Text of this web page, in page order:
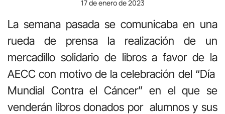
17 de enero de 2023
La semana pasada se comunicaba en una
rueda de prensa la realización de un
mercadillo solidario de libros a favor de la
AECC con motivo de la celebración del “Día
Mundial Contra el Cáncer” en el que se
venderán libros donados por alumnos y sus